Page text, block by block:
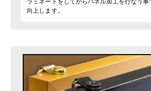
ラミネートをしてからパネル加工を行なう
向上します。